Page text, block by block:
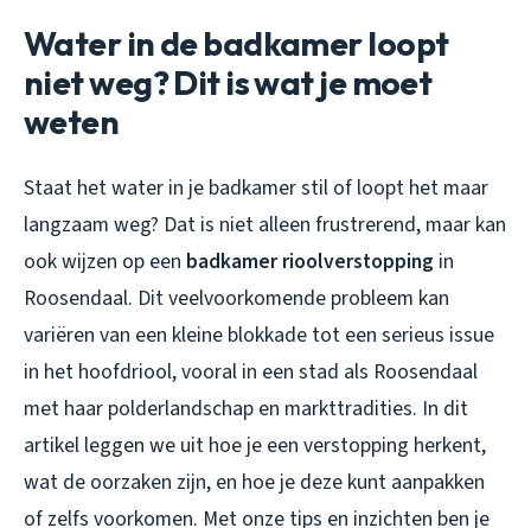
Water in de badkamer loopt
niet weg? Dit is wat je moet
weten
Staat het water in je badkamer stil of loopt het maar
langzaam weg? Dat is niet alleen frustrerend, maar kan
ook wijzen op een badkamer rioolverstopping in
Roosendaal. Dit veelvoorkomende probleem kan
variëren van een kleine blokkade tot een serieus issue
in het hoofdriool, vooral in een stad als Roosendaal
met haar polderlandschap en markttradities. In dit
artikel leggen we uit hoe je een verstopping herkent,
wat de oorzaken zijn, en hoe je deze kunt aanpakken
of zelfs voorkomen. Met onze tips en inzichten ben je